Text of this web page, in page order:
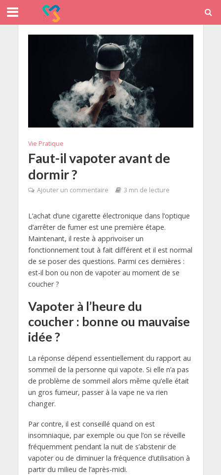
Vie Pratique
Faut-il vapoter avant de
dormir ?
Ajouter un commentaire 3 mn de lecture
L’achat d’une cigarette électronique dans l’optique
d’arrêter de fumer est une première étape.
Maintenant, il reste à apprivoiser un
fonctionnement tout à fait différent et il est normal
de se poser des questions. Parmi ces dernières :
est-il bon ou non de vapoter au moment de se
coucher ?
Vapoter à l’heure du
coucher : bonne ou mauvaise
idée ?
La réponse dépend essentiellement du rapport au
sommeil de la personne qui vapote. Si elle n’a pas
de problème de sommeil alors même qu’elle était
un gros fumeur, passer à la vape ne va rien
changer.
Par contre, il est conseillé quand on est
insomniaque, par exemple ou que l’on se réveille
fréquemment pendant la nuit de s’abstenir de
vapoter ou de diminuer la fréquence d’utilisation à
partir du milieu de l’après-midi.